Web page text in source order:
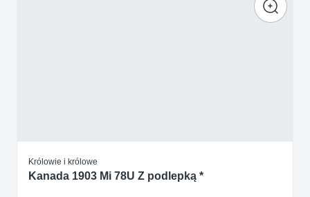
Królowie i królowe
Kanada 1903 Mi 78U Z podlepką *